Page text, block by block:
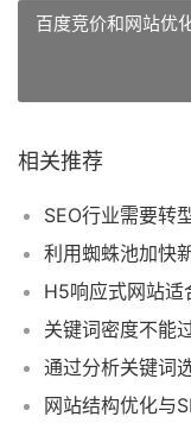
百度竞价和网站优
相关推荐
SEO行业需要转
利用蜘蛛池加快
关键词密度不能
通过分析关键词